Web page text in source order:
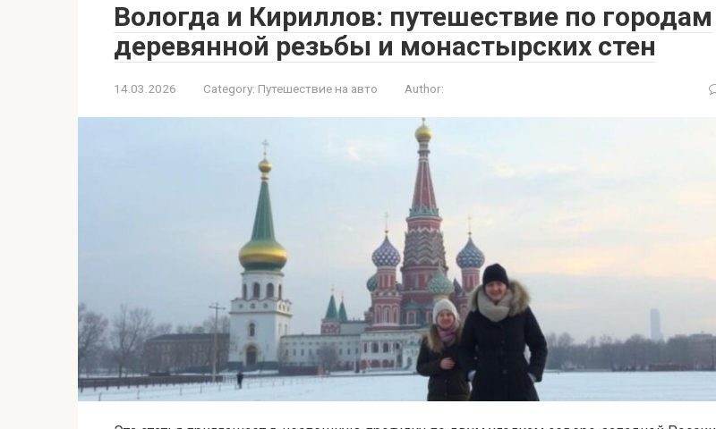
Вологда и Кириллов: путешествие по городам
деревянной резьбы и монастырских стен
14.03.2026 Category: Путешествие на авто Author: